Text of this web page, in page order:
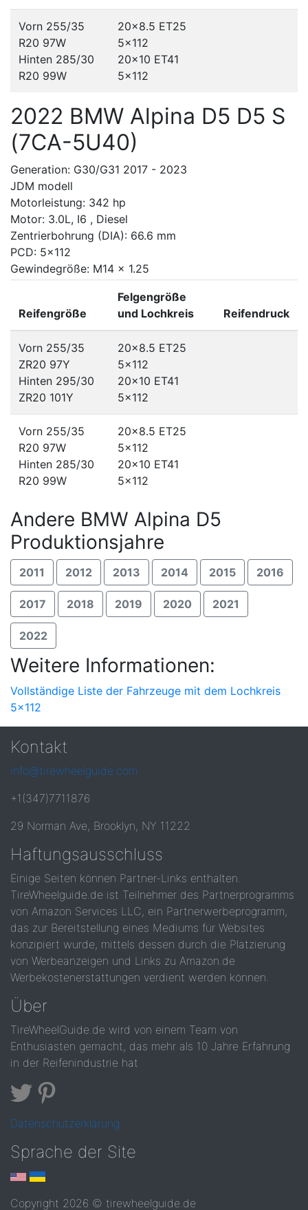
Vorn 255/35
R20 97W
Hinten 285/30
R20 99W
20x8.5 ET25
5x112
20x10 ET41
5x112
2022 BMW Alpina D5 D5 S
(7CA-5U40)
Generation: G30/G31 2017 - 2023
JDM modell
Motorleistung: 342 hp
Motor: 3.0L, I6 , Diesel
Zentrierbohrung (DIA): 66.6 mm
PCD: 5x112
Gewindegröße: M14 x 1.25
Reifengröße
Felgengröße
und Lochkreis
Reifendruck
Vorn 255/35
ZR20 97Y
Hinten 295/30
ZR20 101Y
20x8.5 ET25
5x112
20x10 ET41
5x112
Vorn 255/35
R20 97W
Hinten 285/30
R20 99W
20x8.5 ET25
5x112
20x10 ET41
5x112
Andere BMW Alpina D5
Produktionsjahre
2011 2012 2013 2014 2015 2016
2017 2018 2019 2020 2021
2022
Weitere Informationen:
Vollständige Liste der Fahrzeuge mit dem Lochkreis
5x112
Kontakt
info@tirewheelguide.com
+1(347)7711876
29 Norman Ave, Brooklyn, NY 11222
Haftungsausschluss
Einige Seiten können Partner-Links enthalten.
TireWheelguide.de ist Teilnehmer des Partnerprogramms
von Amazon Services LLC, ein Partnerwerbeprogramm,
das zur Bereitstellung eines Mediums für Websites
konzipiert wurde, mittels dessen durch die Platzierung
von Werbeanzeigen und Links zu Amazon.de
Werbekostenerstattungen verdient werden können.
Über
TireWheelGuide.de wird von einem Team von
Enthusiasten gemacht, das mehr als 10 Jahre Erfahrung
in der Reifenindustrie hat
Datenschutzerklärung
Sprache der Site
Copyright 2026 © tirewheelguide.de